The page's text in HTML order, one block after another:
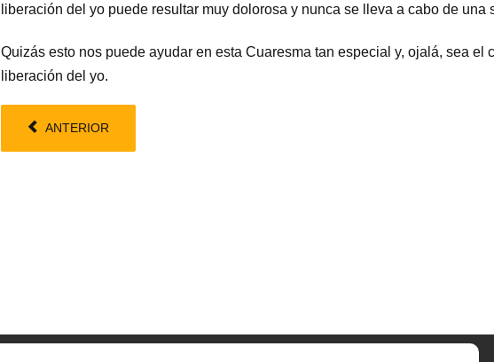
liberación del yo puede resultar muy dolorosa y nunca se lleva a cabo de una
Quizás esto nos puede ayudar en esta Cuaresma tan especial y, ojalá, sea el
liberación del yo.
ANTERIOR